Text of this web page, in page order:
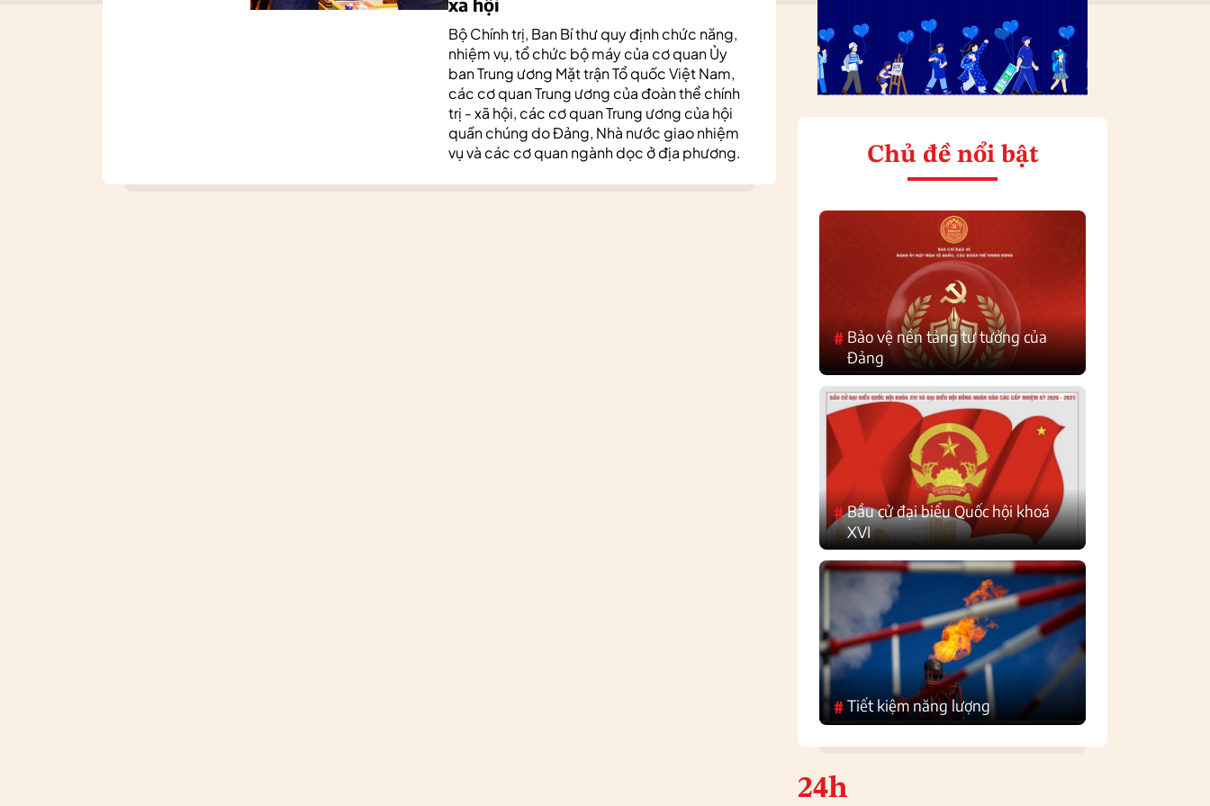
Bộ Chính trị, Ban Bí thư quy định chức năng,
nhiệm vụ, tổ chức bộ máy của cơ quan Ủy
ban Trung ương Mặt trận Tổ quốc Việt Nam,
các cơ quan Trung ương của đoàn thể chính
trị - xã hội, các cơ quan Trung ương của hội
quần chúng do Đảng, Nhà nước giao nhiệm
vụ và các cơ quan ngành dọc ở địa phương.
Chủ đề nổi bật
#Bảo vệ nền tảng tư tưởng của
Đảng
#Bầu cử đại biểu Quốc hội khoá
XVI
#Tiết kiệm năng lượng
24h